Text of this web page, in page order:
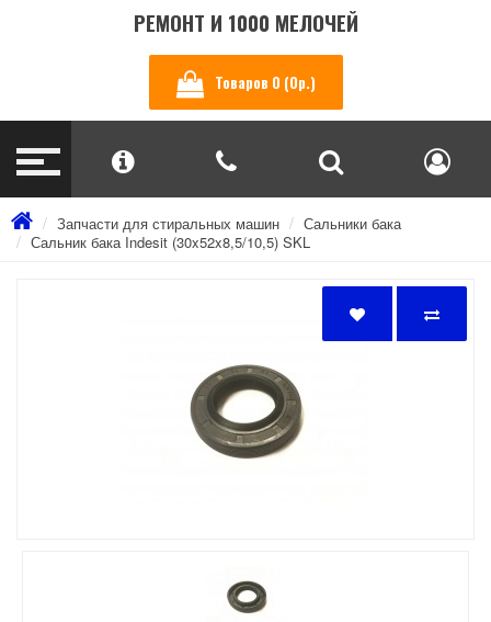
РЕМОНТ И 1000 МЕЛОЧЕЙ
Товаров 0 (0р.)
Запчасти для стиральных машин
Сальники бака
Сальник бака Indesit (30x52x8,5/10,5) SKL